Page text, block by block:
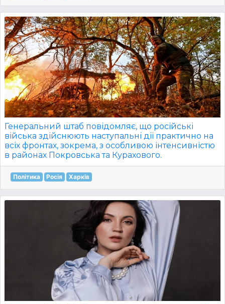
Генеральний штаб повідомляє, що російські
війська здійснюють наступальні дії практично на
всіх фронтах, зокрема, з особливою інтенсивністю
в районах Покровська та Курахового.
Політика Росія Харків